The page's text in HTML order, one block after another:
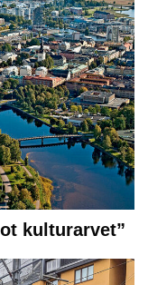
kulturarvet”